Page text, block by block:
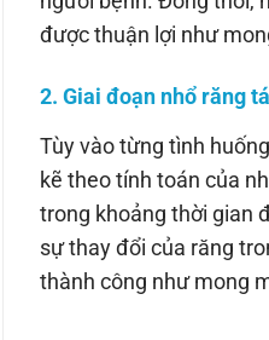
được thuận lợi như
2. Giai đoạn nhổ răng
Tùy vào từng tình
kẽ theo tính toán của
trong khoảng thời gian
sự thay đổi của răng
thành công như mong